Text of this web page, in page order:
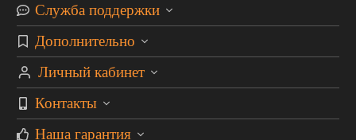
Служба поддержки
Дополнительно
Личный кабинет
Контакты
Наша гарантия